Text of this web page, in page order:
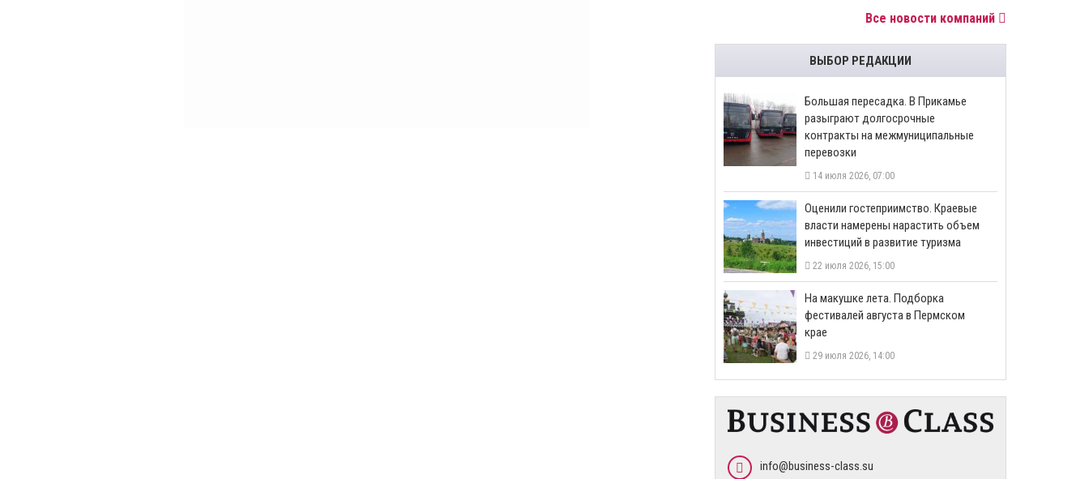
Все новости компаний
ВЫБОР РЕДАКЦИИ
Большая пересадка. В Прикамье
разыграют долгосрочные
контракты на межмуниципальные
перевозки
14 июля 2026, 07:00
Оценили гостеприимство. Краевые
власти намерены нарастить объем
инвестиций в развитие туризма
22 июля 2026, 15:00
На макушке лета. Подборка
фестивалей августа в Пермском
крае
29 июля 2026, 14:00
info@business-class.su